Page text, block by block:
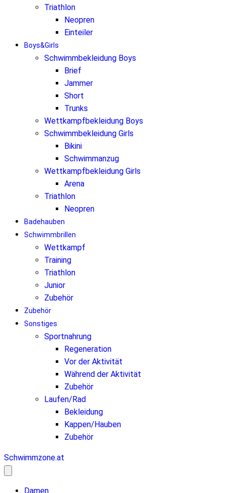
Triathlon
Neopren
Einteiler
Boys&Girls
Schwimmbekleidung Boys
Brief
Jammer
Short
Trunks
Wettkampfbekleidung Boys
Schwimmbekleidung Girls
Bikini
Schwimmanzug
Wettkampfbekleidung Girls
Arena
Triathlon
Neopren
Badehauben
Schwimmbrillen
Wettkampf
Training
Triathlon
Junior
Zubehör
Zubehör
Sonstiges
Sportnahrung
Regeneration
Vor der Aktivität
Während der Aktivität
Zubehör
Laufen/Rad
Bekleidung
Kappen/Hauben
Zubehör
Schwimmzone.at
Damen